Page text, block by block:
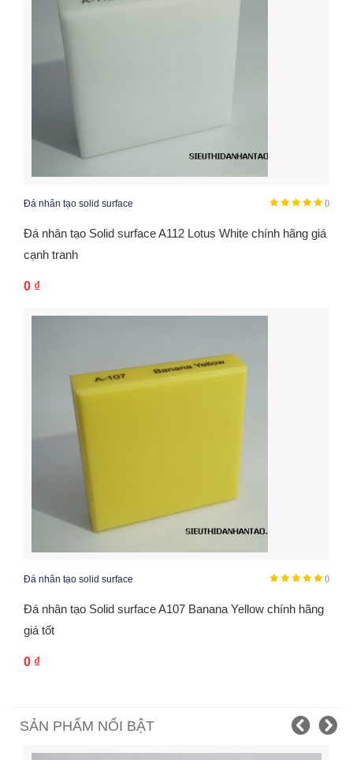
()
Đá nhân tạo solid surface
Đá nhân tạo Solid surface A112 Lotus White chính hãng giá
cạnh tranh
0 ₫
()
Đá nhân tạo solid surface
Đá nhân tạo Solid surface A107 Banana Yellow chính hãng
giá tốt
0 ₫
SẢN PHẨM NỔI BẬT